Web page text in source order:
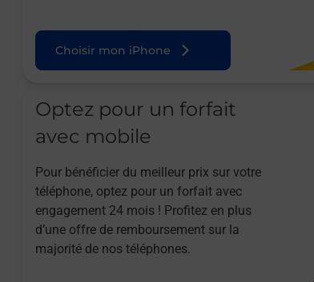
Choisir mon iPhone
Optez pour un forfait
avec mobile
Pour bénéficier du meilleur prix sur votre
téléphone, optez pour un forfait avec
engagement 24 mois ! Profitez en plus
d’une offre de remboursement sur la
majorité de nos téléphones.